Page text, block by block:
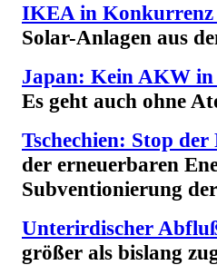
IKEA in Konkurrenz
Solar-Anlagen aus
Japan: Kein AKW in
Es geht auch ohne
Tschechien: Stop
der erneuerbaren
Subventionierung der
Unterirdischer
größer als bislang